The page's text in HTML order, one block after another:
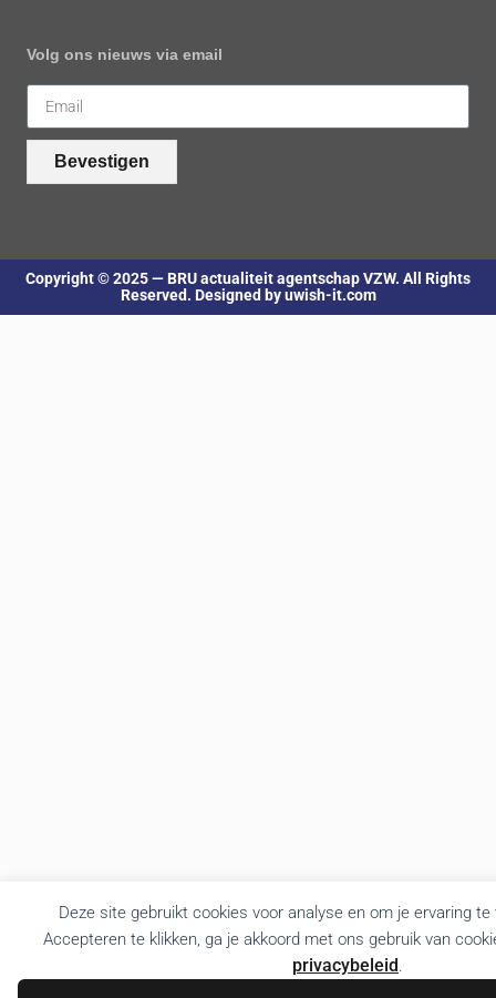
Deze site gebruikt cookies voor analyse en om je ervaring
Accepteren te klikken, ga je akkoord met ons gebruik van
privacybeleid.
Volg ons nieuws via email
Bevestigen
Copyright © 2025 — BRU actualiteit agentschap VZW. All Rights
Reserved. Designed by uwish-it.com